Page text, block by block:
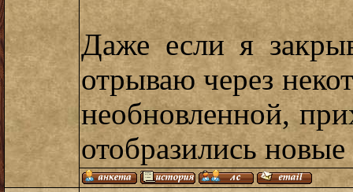
Даже если я
отрываю через
необновленной,
отобразились